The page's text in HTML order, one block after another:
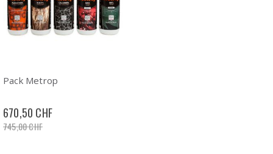
Pack Metrop
670,50 CHF
745,00 CHF